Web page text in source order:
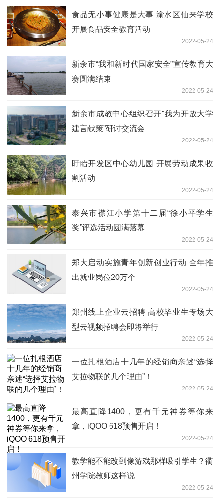
食品无小事健康是大事 渝水区仙来学校
开展食品安全教育活动
2022-05-24
新余市“我和新时代国家安全”宣传教育大
赛圆满结束
2022-05-24
新余市成教中心组织召开“我为开放大学
建言献策”研讨交流会
2022-05-24
盱眙开发区中心幼儿园 开展劳动成果收
割活动
2022-05-24
泰兴市襟江小学第十二届“徐小平学生
奖”评选活动圆满落幕
2022-05-24
郑大启动实施青年创新创业行动 全年推
出就业岗位20万个
2022-05-24
郑州线上企业云招聘 高校毕业生专场大
型云视频招聘会即将举行
2022-05-24
一位扎根酒店十几年的经销商亲述“选择
艾拉物联的几个理由”！
2022-05-24
最高直降1400，更有千元神券等你来
拿，iQOO 618预售开启！
2022-05-24
教学能不能改到像游戏那样吸引学生？衢
州学院教师这样说
2022-05-24